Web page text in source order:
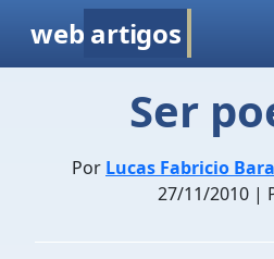
web artigos
Ser
Por Lucas Fabricio
27/11/2010 |